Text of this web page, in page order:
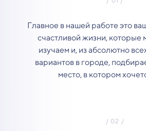
Главное в нашей работе это
счастливой жизни, которые
изучаем и, из абсолютно
вариантов в городе,
место, в котором